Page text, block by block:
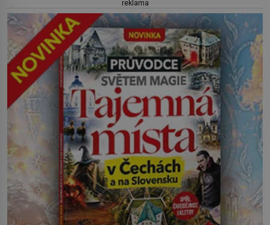
reklama